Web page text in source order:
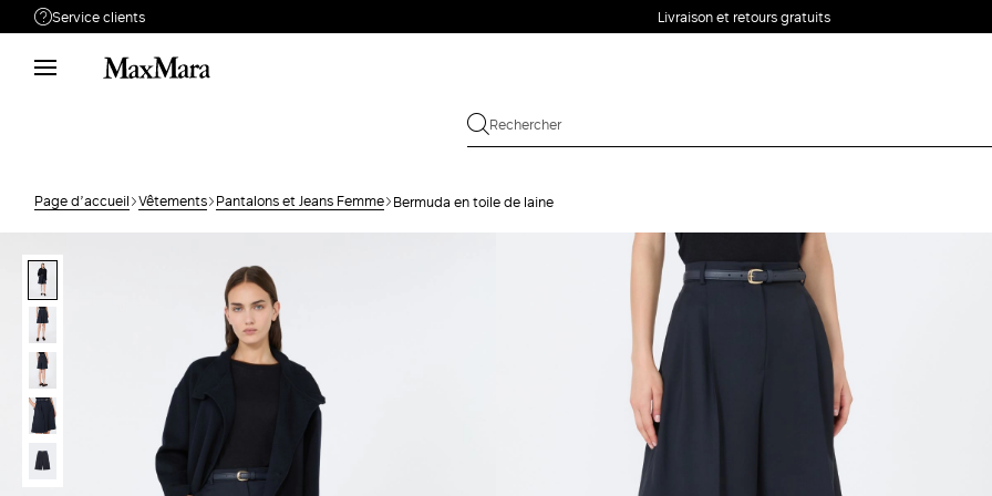
Service clients
Besoin de support ?
Téléphone : LUN / VEN 9 - 18
demande
Rechercher la
Livraison et retours gratuits
Page d’accueil Vêtements Pantalons et Jeans Femme Bermuda en toile de laine